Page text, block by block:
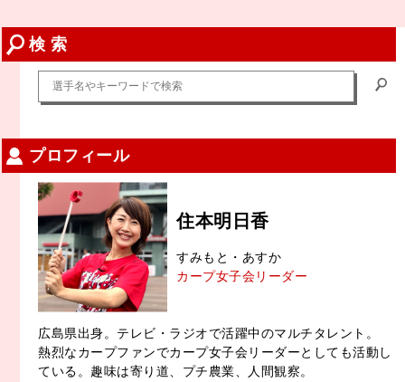
検 索
プロフィール
住本明日香
すみもと・あすか
カープ女子会リーダー
広島県出身。テレビ・ラジオで活躍中のマルチタレント。
熱烈なカープファンでカープ女子会リーダーとしても活動し
ている。趣味は寄り道、プチ農業、人間観察。